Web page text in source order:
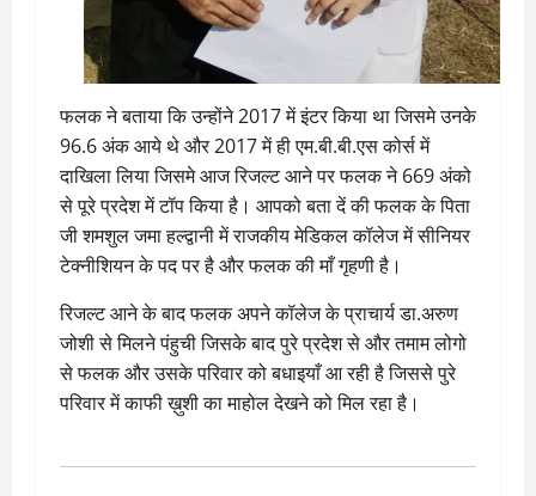
फलक ने बताया कि उन्होंने 2017 में इंटर किया था जिसमे उनके
96.6 अंक आये थे और 2017 में ही एम.बी.बी.एस कोर्स में
दाखिला लिया जिसमे आज रिजल्ट आने पर फलक ने 669 अंको
से पूरे प्रदेश में टॉप किया है। आपको बता दें की फलक के पिता
जी शमशुल जमा हल्द्वानी में राजकीय मेडिकल कॉलेज में सीनियर
टेक्नीशियन के पद पर है और फलक की माँ गृहणी है।
रिजल्ट आने के बाद फलक अपने कॉलेज के प्राचार्य डा.अरुण
जोशी से मिलने पंहुची जिसके बाद पुरे प्रदेश से और तमाम लोगो
से फलक और उसके परिवार को बधाइयाँ आ रही है जिससे पुरे
परिवार में काफी ख़ुशी का माहोल देखने को मिल रहा है।